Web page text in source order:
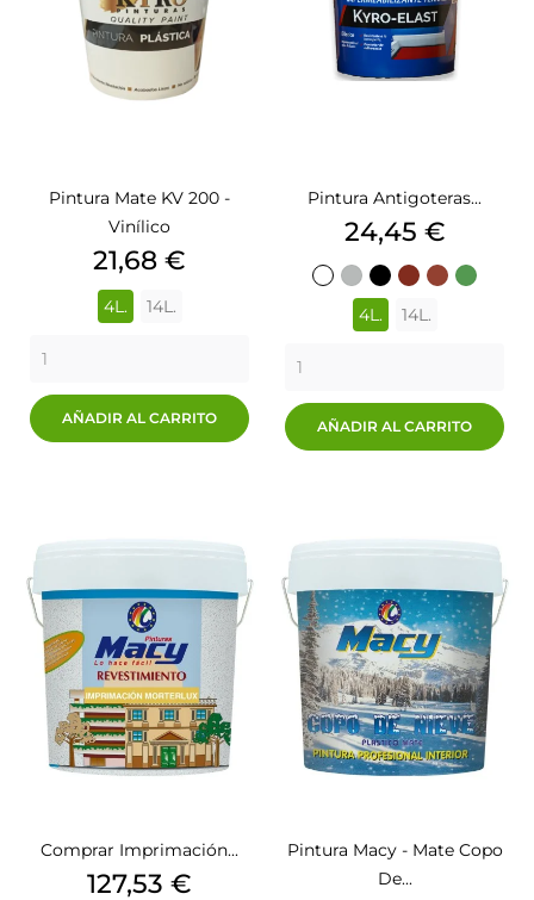
Pintura Mate KV 200 -
Vinílico
Precio
21,68 €
4L. 14L.
AÑADIR AL CARRITO
Pintura Antigoteras...
Precio
24,45 €
BLANCO
GRISNEGROROJO
400
ROJOVERDE
4L. 14L.
AÑADIR AL CARRITO
Comprar Imprimación...
Precio
127,53 €
Pintura Macy - Mate Copo
De...